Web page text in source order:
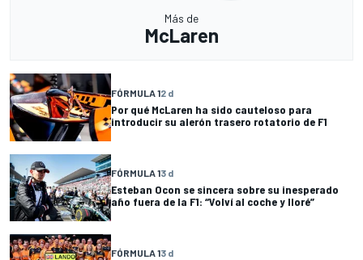
Más de
McLaren
FÓRMULA 12 d
Por qué McLaren ha sido cauteloso para
introducir su alerón trasero rotatorio de F1
FÓRMULA 13 d
Esteban Ocon se sincera sobre su inesperado
año fuera de la F1: “Volví al coche y lloré”
FÓRMULA 13 d